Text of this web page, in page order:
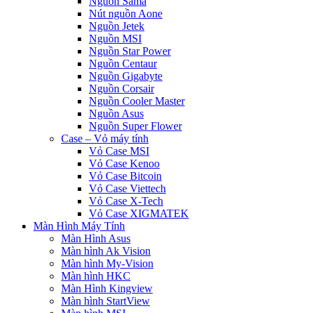
Nút nguồn Aone
Nguồn Jetek
Nguồn MSI
Nguồn Star Power
Nguồn Centaur
Nguồn Gigabyte
Nguồn Corsair
Nguồn Cooler Master
Nguồn Asus
Nguồn Super Flower
Case – Vỏ máy tính
Vỏ Case MSI
Vỏ Case Kenoo
Vỏ Case Bitcoin
Vỏ Case Viettech
Vỏ Case X-Tech
Vỏ Case XIGMATEK
Màn Hình Máy Tính
Màn Hình Asus
Màn hình Ak Vision
Màn hình My-Vision
Màn hình HKC
Màn Hình Kingview
Màn hình StartView